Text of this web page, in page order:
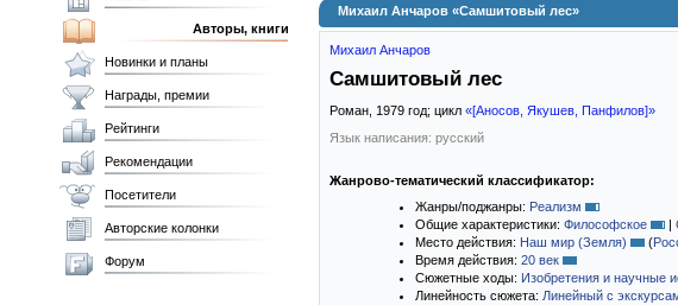
Михаил Анчаров «Самшитовый лес»
Михаил Анчаров
Самшитовый лес
Роман, 1979 год; цикл «[Аносов, Якушев, Панфилов]»
Язык написания: русский
Жанрово-тематический классификатор:
Жанры/поджанры: Реализм
Общие характеристики: Философское |
Место действия: Наш мир (Земля) (
Время действия: 20 век
Сюжетные ходы: Изобретения и научные
Линейность сюжета: Линейный с
Авторы, книги
Новинки и планы
Награды, премии
Рейтинги
Рекомендации
Посетители
Авторские колонки
Форум